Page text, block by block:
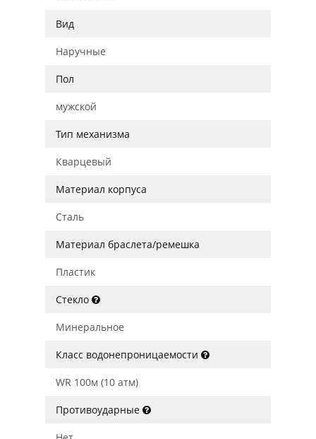
Вид
Наручные
Пол
мужской
Тип механизма
Кварцевый
Материал корпуса
Сталь
Материал браслета/ремешка
Пластик
Стекло
Минеральное
Класс водонепроницаемости
WR 100м (10 атм)
Противоударные